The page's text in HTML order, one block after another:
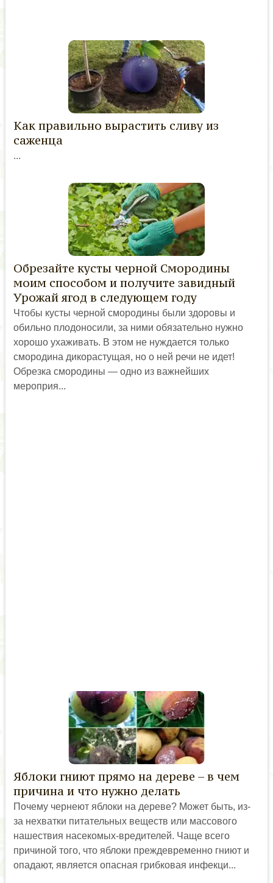
Как правильно вырастить сливу из
саженца
...
Обрезайте кусты черной Смородины
моим способом и получите завидный
Урожай ягод в следующем году
Чтобы кусты черной смородины были здоровы и
обильно плодоносили, за ними обязательно нужно
хорошо ухаживать. В этом не нуждается только
смородина дикорастущая, но о ней речи не идет!
Обрезка смородины — одно из важнейших
мероприя...
Яблоки гниют прямо на дереве – в чем
причина и что нужно делать
Почему чернеют яблоки на дереве? Может быть, из-
за нехватки питательных веществ или массового
нашествия насекомых-вредителей. Чаще всего
причиной того, что яблоки преждевременно гниют и
опадают, является опасная грибковая инфекци...